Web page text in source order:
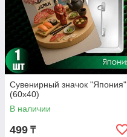
Сувенирный значок "Япония"
(60х40)
В наличии
499 ₸